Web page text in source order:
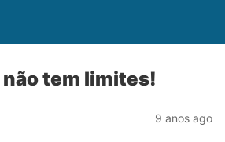
tem limites!
9 anos ago